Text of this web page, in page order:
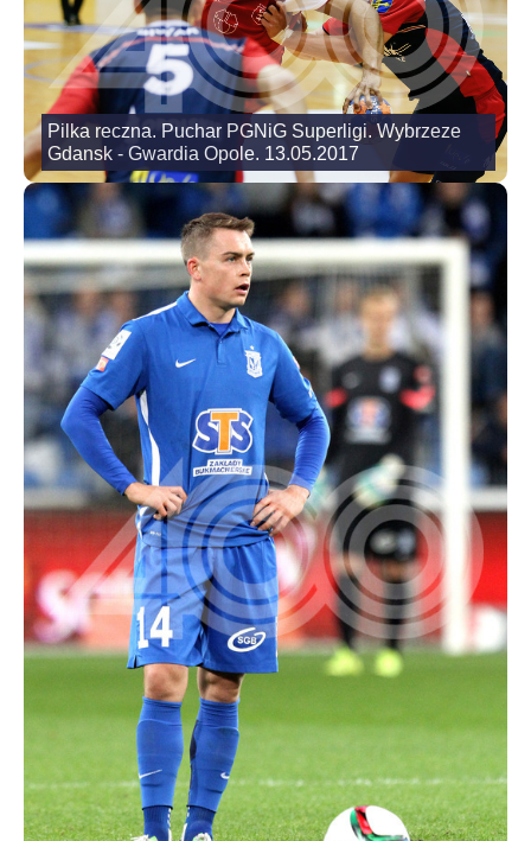
Pilka reczna. Puchar PGNiG Superligi. Wybrzeze
Gdansk - Gwardia Opole. 13.05.2017